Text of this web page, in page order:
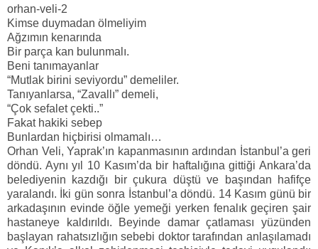
orhan-veli-2
Kimse duymadan ölmeliyim
Ağzımın kenarında
Bir parça kan bulunmalı.
Beni tanımayanlar
“Mutlak birini seviyordu” demeliler.
Tanıyanlarsa, “Zavallı” demeli,
“Çok sefalet çekti..”
Fakat hakiki sebep
Bunlardan hiçbirisi olmamalı…
Orhan Veli, Yaprak’ın kapanmasının ardından İstanbul’a geri
döndü. Aynı yıl 10 Kasım’da bir haftalığına gittiği Ankara’da
belediyenin kazdığı bir çukura düştü ve başından hafifçe
yaralandı. İki gün sonra İstanbul’a döndü. 14 Kasım günü bir
arkadaşının evinde öğle yemeği yerken fenalık geçiren şair
hastaneye kaldırıldı. Beyinde damar çatlaması yüzünden
başlayan rahatsızlığın sebebi doktor tarafından anlaşılamadı